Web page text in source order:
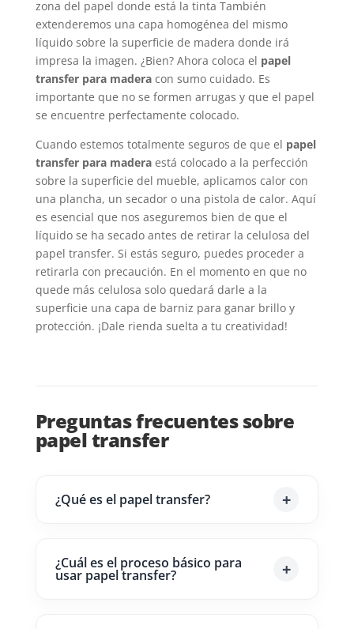
zona del papel donde está la tinta También
extenderemos una capa homogénea del mismo
líquido sobre la superficie de madera donde irá
impresa la imagen. ¿Bien? Ahora coloca el papel
transfer para maderacon sumo cuidado. Es
importante que no se formen arrugas y que el papel
se encuentre perfectamente colocado.
Cuando estemos totalmente seguros de que el papel
transfer para maderaestá colocado a la perfección
sobre la superficie del mueble, aplicamos calor con
una plancha, un secador o una pistola de calor. Aquí
es esencial que nos aseguremos bien de que el
líquido se ha secado antes de retirar la celulosa del
papel transfer. Si estás seguro, puedes proceder a
retirarla con precaución. En el momento en que no
quede más celulosa solo quedará darle a la
superficie una capa de barniz para ganar brillo y
protección. ¡Dale rienda suelta a tu creatividad!
Preguntas frecuentes sobre
papel transfer
¿Qué es el papel transfer?
¿Cuál es el proceso básico para
usar papel transfer?